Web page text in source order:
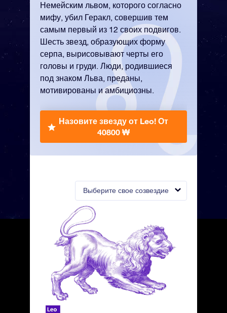
Выберите свое созвездие
Немейским львом, которого согласно
мифу, убил Геракл, совершив тем
самым первый из 12 своих подвигов.
Шесть звезд, образующих форму
серпа, вырисовывают черты его
головы и груди. Люди, родившиеся
под знаком Льва, преданы,
мотивированы и амбициозны.
Назовите звезду от Leo! От
40800 ₩